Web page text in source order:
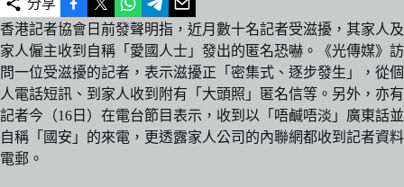
分享
香港記者協會日前發聲明指，近月數十名記者受滋擾，其家人及
家人僱主收到自稱「愛國人士」發出的匿名恐嚇。《光傳媒》訪
問一位受滋擾的記者，表示滋擾正「密集式、逐步發生」，從個
人電話短訊、到家人收到附有「大頭照」匿名信等。另外，亦有
記者今（16日）在電台節目表示，收到以「唔鹹唔淡」廣東話並
自稱「國安」的來電，更透露家人公司的內聯網都收到記者資料
電郵。